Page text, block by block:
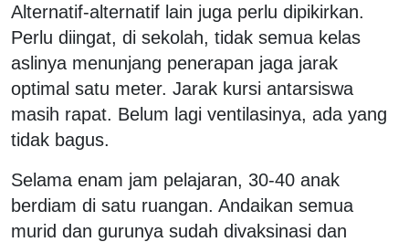
Alternatif-alternatif lain juga perlu dipikirkan.
Perlu diingat, di sekolah, tidak semua kelas
aslinya menunjang penerapan jaga jarak
optimal satu meter. Jarak kursi antarsiswa
masih rapat. Belum lagi ventilasinya, ada yang
tidak bagus.
Selama enam jam pelajaran, 30-40 anak
berdiam di satu ruangan. Andaikan semua
murid dan gurunya sudah divaksinasi dan